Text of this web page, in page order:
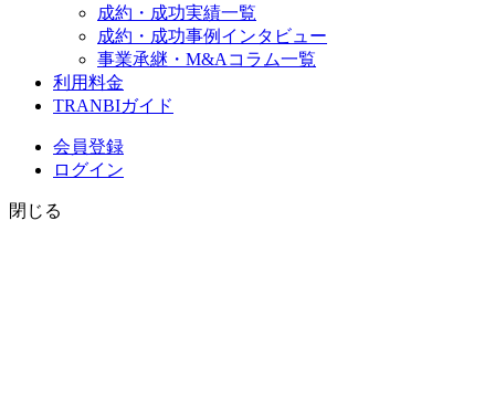
成約・成功実績一覧
成約・成功事例インタビュー
事業承継・M&Aコラム一覧
利用料金
TRANBIガイド
会員登録
ログイン
閉じる